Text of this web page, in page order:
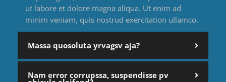
ut labore et dolore magna aliqua. Ut enim ad
minim veniam, quis nostrud exercitation ullamco.
Massa quosoluta yrvagsv aja?
Nam error corrupssa, suspendisse pv